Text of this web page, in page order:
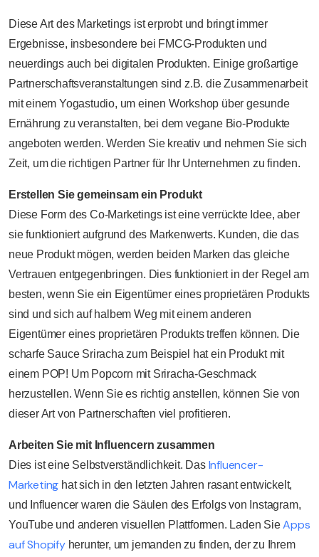
Diese Art des Marketings ist erprobt und bringt immer
Ergebnisse, insbesondere bei FMCG-Produkten und
neuerdings auch bei digitalen Produkten. Einige großartige
Partnerschaftsveranstaltungen sind z.B. die Zusammenarbeit
mit einem Yogastudio, um einen Workshop über gesunde
Ernährung zu veranstalten, bei dem vegane Bio-Produkte
angeboten werden. Werden Sie kreativ und nehmen Sie sich
Zeit, um die richtigen Partner für Ihr Unternehmen zu finden.
Erstellen Sie gemeinsam ein Produkt
Diese Form des Co-Marketings ist eine verrückte Idee, aber
sie funktioniert aufgrund des Markenwerts. Kunden, die das
neue Produkt mögen, werden beiden Marken das gleiche
Vertrauen entgegenbringen. Dies funktioniert in der Regel am
besten, wenn Sie ein Eigentümer eines proprietären Produkts
sind und sich auf halbem Weg mit einem anderen
Eigentümer eines proprietären Produkts treffen können. Die
scharfe Sauce Sriracha zum Beispiel hat ein Produkt mit
einem POP! Um Popcorn mit Sriracha-Geschmack
herzustellen. Wenn Sie es richtig anstellen, können Sie von
dieser Art von Partnerschaften viel profitieren.
Arbeiten Sie mit Influencern zusammen
Dies ist eine Selbstverständlichkeit. Das Influencer-
Marketing hat sich in den letzten Jahren rasant entwickelt,
und Influencer waren die Säulen des Erfolgs von Instagram,
YouTube und anderen visuellen Plattformen. Laden Sie Apps
auf Shopifyherunter, um jemanden zu finden, der zu Ihrem